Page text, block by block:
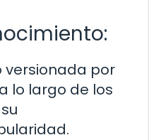
versionada por
lo largo de los